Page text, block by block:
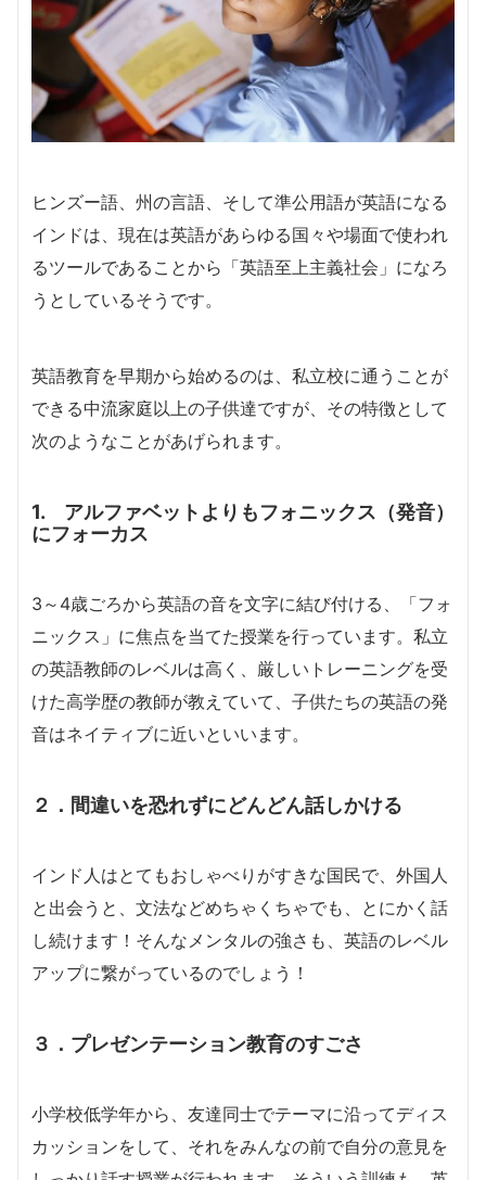
ヒンズー語、州の言語、そして準公用語が英語になる
インドは、現在は英語があらゆる国々や場面で使われ
るツールであることから「英語至上主義社会」になろ
うとしているそうです。
英語教育を早期から始めるのは、私立校に通うことが
できる中流家庭以上の子供達ですが、その特徴として
次のようなことがあげられます。
1. アルファベットよりもフォニックス（発音）
にフォーカス
3～4歳ごろから英語の音を文字に結び付ける、「フォ
ニックス」に焦点を当てた授業を行っています。私立
の英語教師のレベルは高く、厳しいトレーニングを受
けた高学歴の教師が教えていて、子供たちの英語の発
音はネイティブに近いといいます。
２．間違いを恐れずにどんどん話しかける
インド人はとてもおしゃべりがすきな国民で、外国人
と出会うと、文法などめちゃくちゃでも、とにかく話
し続けます！そんなメンタルの強さも、英語のレベル
アップに繋がっているのでしょう！
３．プレゼンテーション教育のすごさ
小学校低学年から、友達同士でテーマに沿ってディス
カッションをして、それをみんなの前で自分の意見を